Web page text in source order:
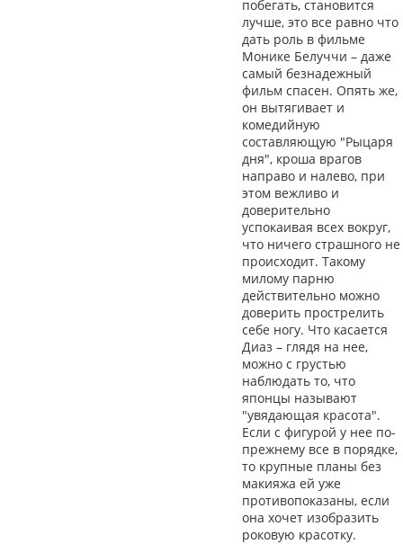
побегать, становится
лучше, это все равно что
дать роль в фильме
Монике Белуччи – даже
самый безнадежный
фильм спасен. Опять же,
он вытягивает и
комедийную
составляющую "Рыцаря
дня", кроша врагов
направо и налево, при
этом вежливо и
доверительно
успокаивая всех вокруг,
что ничего страшного не
происходит. Такому
милому парню
действительно можно
доверить прострелить
себе ногу. Что касается
Диаз – глядя на нее,
можно с грустью
наблюдать то, что
японцы называют
"увядающая красота".
Если с фигурой у нее по-
прежнему все в порядке,
то крупные планы без
макияжа ей уже
противопоказаны, если
она хочет изобразить
роковую красотку.